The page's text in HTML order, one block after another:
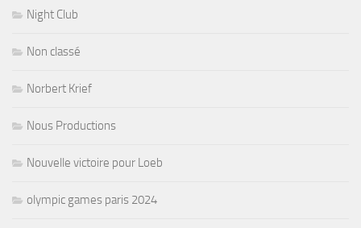
Night Club
Non classé
Norbert Krief
Nous Productions
Nouvelle victoire pour Loeb
olympic games paris 2024